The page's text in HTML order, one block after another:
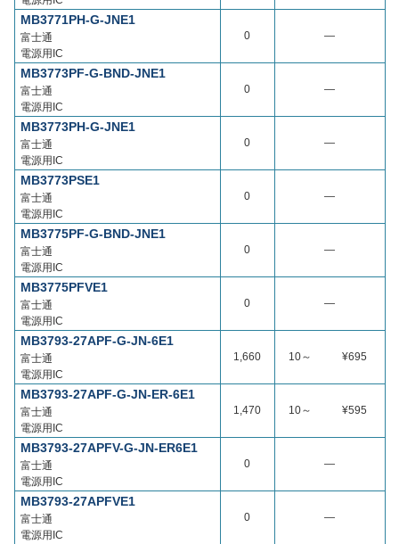
MB3771PH-G-JNE1
富士通
電源用IC
0 ―
MB3773PF-G-BND-JNE1
富士通
電源用IC
0 ―
MB3773PH-G-JNE1
富士通
電源用IC
0 ―
MB3773PSE1
富士通
電源用IC
0 ―
MB3775PF-G-BND-JNE1
富士通
電源用IC
0 ―
MB3775PFVE1
富士通
電源用IC
0 ―
MB3793-27APF-G-JN-6E1
富士通
電源用IC
1,660 10～ ¥695
MB3793-27APF-G-JN-ER-6E1
富士通
電源用IC
1,470 10～ ¥595
MB3793-27APFV-G-JN-ER6E1
富士通
電源用IC
0 ―
MB3793-27APFVE1
富士通
電源用IC
0 ―